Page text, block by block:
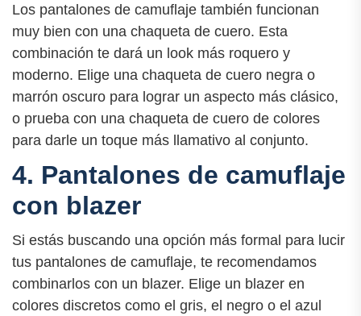
Los pantalones de camuflaje también funcionan
muy bien con una chaqueta de cuero. Esta
combinación te dará un look más roquero y
moderno. Elige una chaqueta de cuero negra o
marrón oscuro para lograr un aspecto más clásico,
o prueba con una chaqueta de cuero de colores
para darle un toque más llamativo al conjunto.
4. Pantalones de camuflaje
con blazer
Si estás buscando una opción más formal para lucir
tus pantalones de camuflaje, te recomendamos
combinarlos con un blazer. Elige un blazer en
colores discretos como el gris, el negro o el azul